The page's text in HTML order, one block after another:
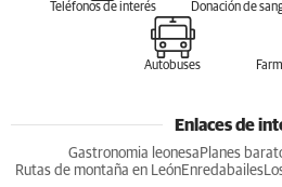
Teléfonos de interés Donación de
Autobuses
Enlaces de
Gastronomia leonesa Planes
Rutas de montaña en LeónEnredabailes